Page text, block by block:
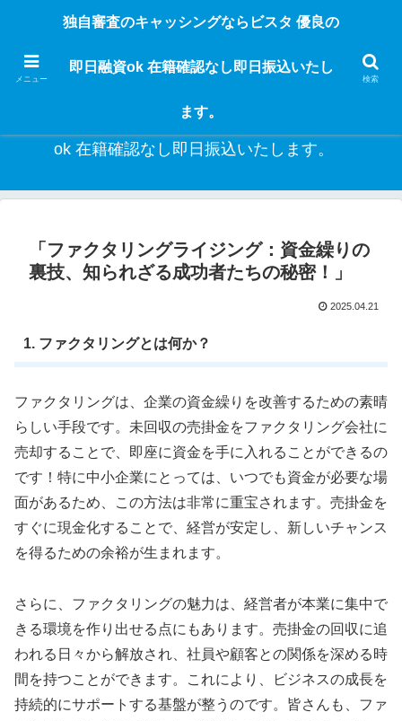
独自審査のフリーローンならビスタなら24時間365日 在籍確認なしで借りれる
な入用があっても安心！融資率97％！仕事をしている人ならブラックでも給料
日返済の１ヶ月融資で借りられるから安心！
独自審査のキャッシングならビスタ 優良の即日融資
ok 在籍確認なし即日振込いたします。
「ファクタリングライジング：資金繰りの
裏技、知られざる成功者たちの秘密！」
2025.04.21
1. ファクタリングとは何か？
ファクタリングは、企業の資金繰りを改善するための素晴
らしい手段です。未回収の売掛金をファクタリング会社に
売却することで、即座に資金を手に入れることができるの
です！特に中小企業にとっては、いつでも資金が必要な場
面があるため、この方法は非常に重宝されます。売掛金を
すぐに現金化することで、経営が安定し、新しいチャンス
を得るための余裕が生まれます。
さらに、ファクタリングの魅力は、経営者が本業に集中で
きる環境を作り出せる点にもあります。売掛金の回収に追
われる日々から解放され、社員や顧客との関係を深める時
間を持つことができます。これにより、ビジネスの成長を
持続的にサポートする基盤が整うのです。皆さんも、ファ
メニュー
独自審査のキャッシングならビスタ 優良の
即日融資ok 在籍確認なし即日振込いたし
ます。
検索